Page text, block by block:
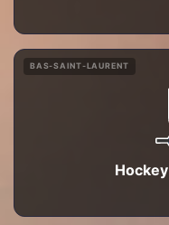
BAS-SAINT-LAURENT